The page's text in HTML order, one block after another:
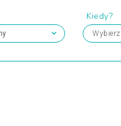
Kiedy?